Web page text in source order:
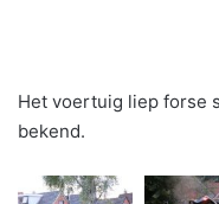
Het voertuig liep forse
bekend.